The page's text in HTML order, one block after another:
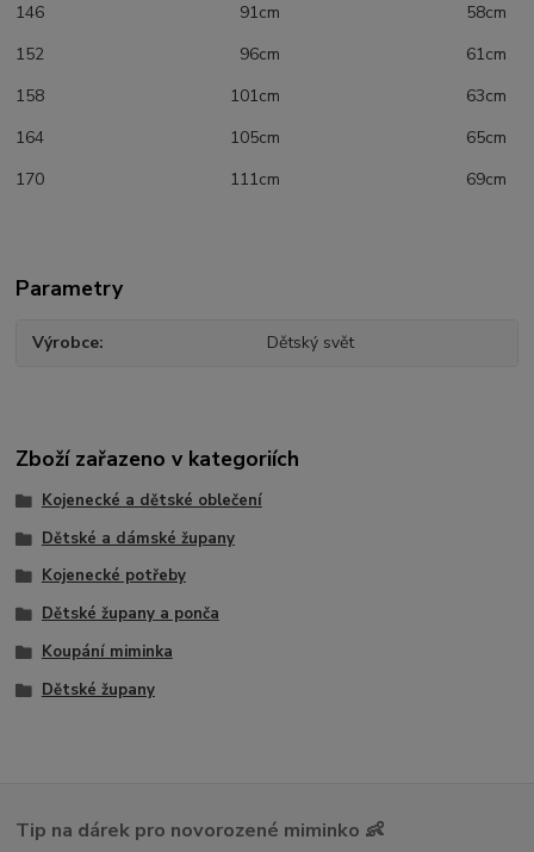
146 91cm 58cm
152 96cm 61cm
158 101cm 63cm
164 105cm 65cm
170 111cm 69cm
Parametry
Výrobce Dětský svět
Zboží zařazeno v kategoriích
Kojenecké a dětské oblečení
Dětské a dámské župany
Kojenecké potřeby
Dětské župany a ponča
Koupání miminka
Dětské župany
Tip na dárek pro novorozené miminko 👶